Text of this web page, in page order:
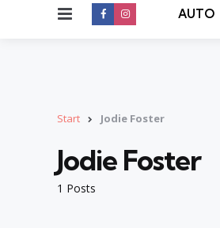
Menu AUTO
Start Jodie Foster
1 Posts
Jodie Foster